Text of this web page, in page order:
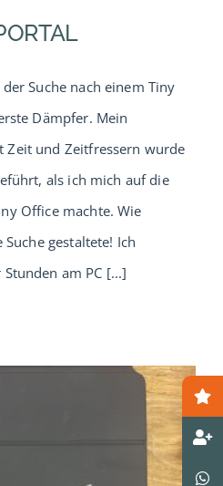
Suche nach einem Tiny
Dämpfer. Mein
Zeit und Zeitfressern wurde
als ich mich auf die
Office machte. Wie
gestaltete! Ich
am PC [...]